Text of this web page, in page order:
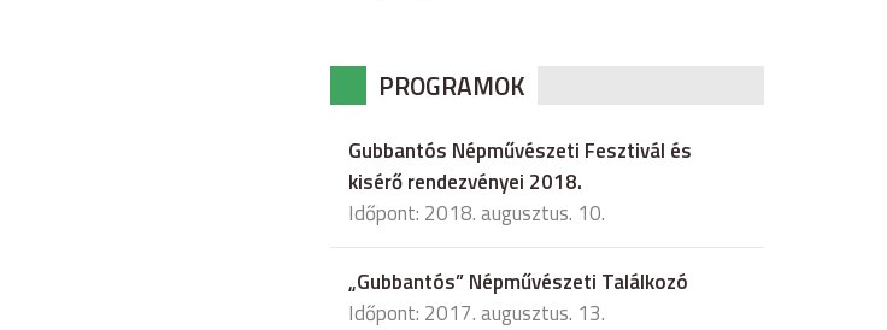
PROGRAMOK
Gubbantós Népművészeti Fesztivál és
kisérő rendezvényei 2018.
Időpont: 2018. augusztus. 10.
„Gubbantós” Népművészeti Találkozó
Időpont: 2017. augusztus. 13.